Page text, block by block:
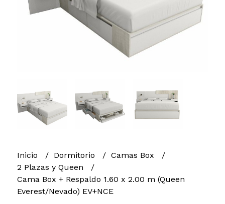
Inicio Dormitorio
Camas Box
2 Plazas y Queen
Cama Box + Respaldo 1.60 x 2.00 m (Queen
Everest/Nevado) EV+NCE